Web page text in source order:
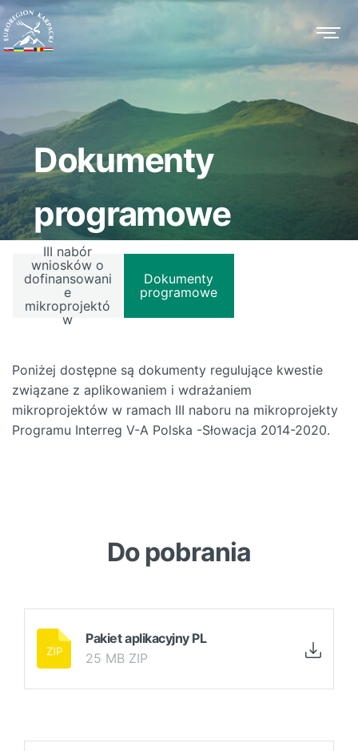
Dokumenty
programowe
III nabór
wniosków o
dofinansowani
e
mikroprojektó
w
Dokumenty
programowe
Poniżej dostępne są dokumenty regulujące kwestie
związane z aplikowaniem i wdrażaniem
mikroprojektów w ramach III naboru na mikroprojekty
Programu Interreg V-A Polska -Słowacja 2014-2020.
Do pobrania
Pakiet aplikacyjny PL
25 MB ZIP